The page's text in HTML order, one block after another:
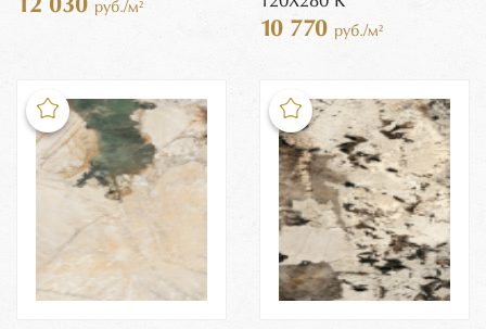
12 030 руб./м²
10 770 руб./м²